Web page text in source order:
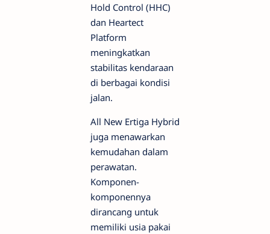
Hold Control (HHC)
dan Heartect
Platform
meningkatkan
stabilitas kendaraan
di berbagai kondisi
jalan.
All New Ertiga Hybrid
juga menawarkan
kemudahan dalam
perawatan.
Komponen-
komponennya
dirancang untuk
memiliki usia pakai